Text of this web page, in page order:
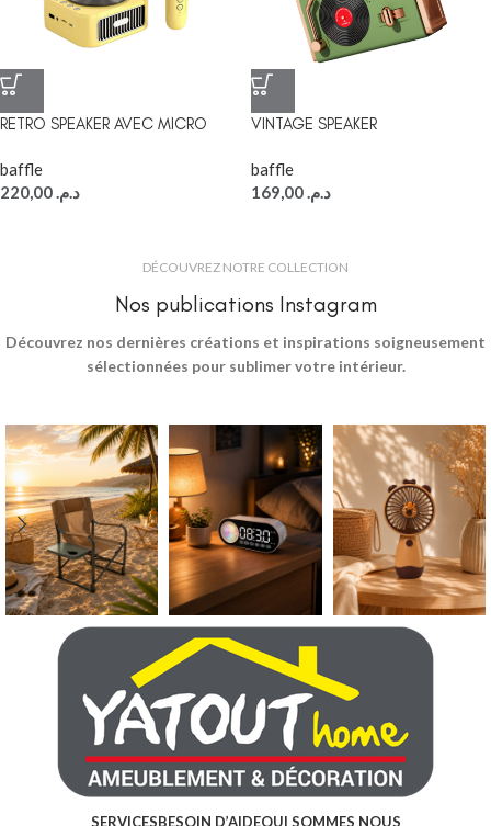
RETRO SPEAKER AVEC MICRO
baffle
د.م.
VINTAGE SPEAKER
baffle
د.م.
DÉCOUVREZ NOTRE COLLECTION
Nos publications Instagram
Découvrez nos dernières créations et inspirations soigneusement
sélectionnées pour sublimer votre intérieur.
SERVICESBESOIN D’AIDEQUI SOMMES NOUS